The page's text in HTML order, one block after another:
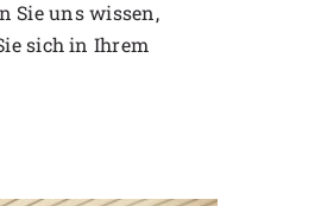
Sie uns wissen,
sich in Ihrem